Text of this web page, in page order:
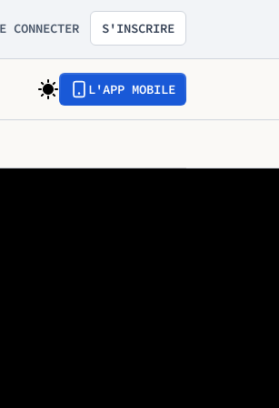
CONNECTER S'INSCRIRE
L'APP MOBILE